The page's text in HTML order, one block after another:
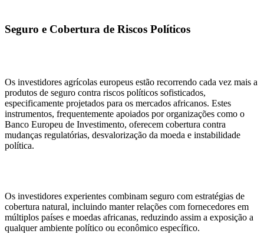
Seguro e Cobertura de Riscos Políticos
Os investidores agrícolas europeus estão recorrendo cada vez mais a
produtos de seguro contra riscos políticos sofisticados,
especificamente projetados para os mercados africanos. Estes
instrumentos, frequentemente apoiados por organizações como o
Banco Europeu de Investimento, oferecem cobertura contra
mudanças regulatórias, desvalorização da moeda e instabilidade
política.
Os investidores experientes combinam seguro com estratégias de
cobertura natural, incluindo manter relações com fornecedores em
múltiplos países e moedas africanas, reduzindo assim a exposição a
qualquer ambiente político ou econômico específico.